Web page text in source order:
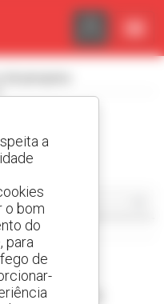
à sua pesquisa.
a
o bom
do
para
de